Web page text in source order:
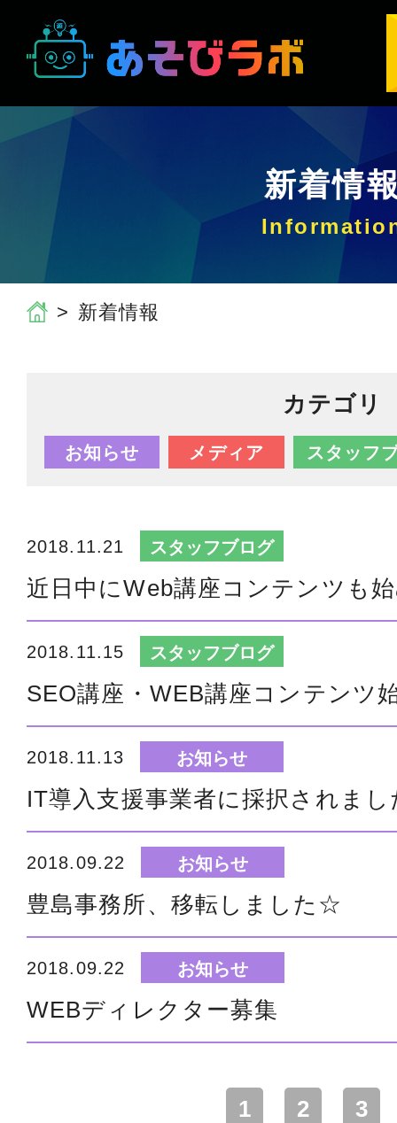
新着情
新着情報
カテゴリ
お知らせ メディア スタッフ
2018.11.21 スタッフブログ
近日中にWeb講座コンテンツも
2018.11.15 スタッフブログ
SEO講座・WEB講座コンテンツ
2018.11.13 お知らせ
IT導入支援事業者に採択されまし
2018.09.22 お知らせ
豊島事務所、移転しました☆
2018.09.22 お知らせ
WEBディレクター募集
1 2 3